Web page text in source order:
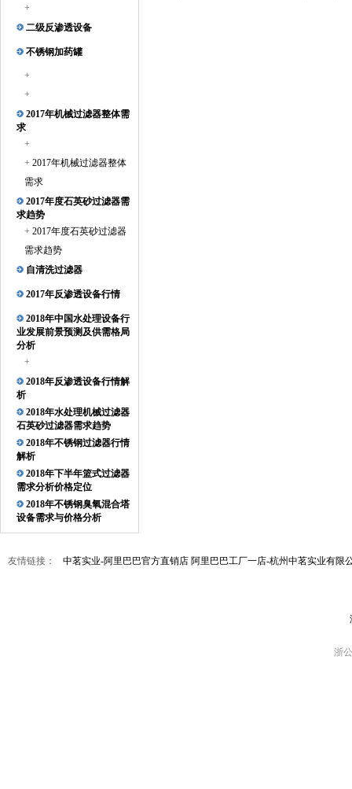
+
二级反渗透设备
不锈钢加药罐
+
+
2017年机械过滤器整体需
求
+
+ 2017年机械过滤器整体
需求
2017年度石英砂过滤器需
求趋势
+ 2017年度石英砂过滤器
需求趋势
自清洗过滤器
2017年反渗透设备行情
2018年中国水处理设备行
业发展前景预测及供需格局
分析
+
2018年反渗透设备行情解
析
2018年水处理机械过滤器
石英砂过滤器需求趋势
2018年不锈钢过滤器行情
解析
2018年下半年篮式过滤器
需求分析价格定位
2018年不锈钢臭氧混合塔
设备需求与价格分析
友情链接： 中茗实业-阿里巴巴官方直销店 阿里巴巴工厂一店-杭州中茗实业有限
浙